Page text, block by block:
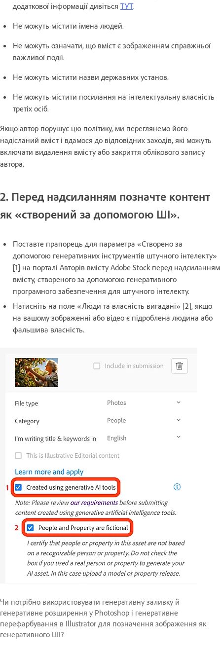
додаткової інформації дивіться ТУТ.
Не можуть містити імена людей.
Не можуть означати, що вміст є зображенням справжньої
важливої ​​події.
Не можуть містити назви державних установ.
Не можуть містити посилання на інтелектуальну власність
третіх осіб.
Якщо автор порушує цю політику, ми переглянемо його
надісланий вміст і вдамося до відповідних заходів, які можуть
включати видалення вмісту або закриття облікового запису
автора.
2. Перед надсиланням позначте контент
як «створений за допомогою ШІ».
Поставте прапорець для параметра «Створено за
допомогою генеративних інструментів штучного інтелекту»
[1] на порталі Авторів вмісту Adobe Stock перед надсиланням
вмісту, створеного за допомогою генеративного
програмного забезпечення для штучного інтелекту.
Натисніть на поле «Люди та власність вигадані» [2], якщо
на вашому зображенні або відео є підроблена людина або
фальшива власність.
Чи потрібно використовувати генеративну заливку й
генеративне розширення у Photoshop і генеративне
перефарбування в Illustrator для позначення зображення як
генеративного ШІ?